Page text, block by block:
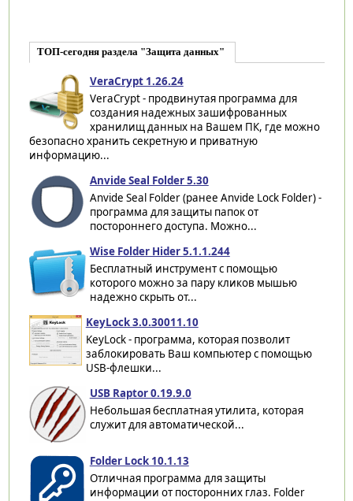
ТОП-сегодня раздела "Защита данных"
VeraCrypt 1.26.24
VeraCrypt - продвинутая программа для
создания надежных зашифрованных
хранилищ данных на Вашем ПК, где можно
безопасно хранить секретную и приватную
информацию...
Anvide Seal Folder 5.30
Anvide Seal Folder (ранее Anvide Lock Folder) -
программа для защиты папок от
постороннего доступа. Можно...
Wise Folder Hider 5.1.1.244
Бесплатный инструмент с помощью
которого можно за пару кликов мышью
надежно скрыть от...
KeyLock 3.0.30011.10
KeyLock - программа, которая позволит
заблокировать Ваш компьютер с помощью
USB-флешки...
USB Raptor 0.19.9.0
Небольшая бесплатная утилита, которая
служит для автоматической...
Folder Lock 10.1.13
Отличная программа для защиты
информации от посторонних глаз. Folder